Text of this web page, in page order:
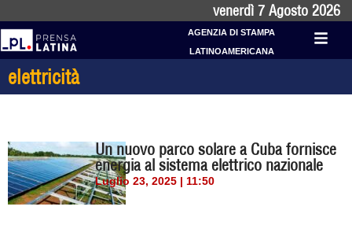
venerdì 7 Agosto 2026
AGENZIA DI STAMPA
LATINOAMERICANA
elettricità
Un nuovo parco solare a Cuba fornisce
energia al sistema elettrico nazionale
Luglio 23, 2025 | 11:50